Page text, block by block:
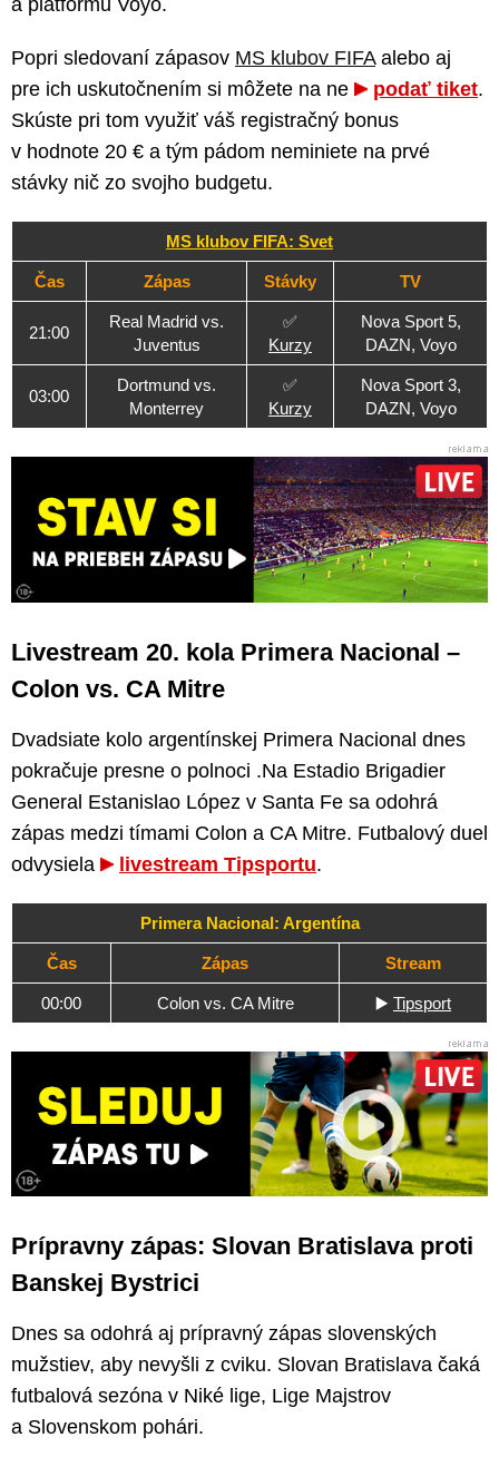
a platformu Voyo.
Popri sledovaní zápasov MS klubov FIFAalebo aj
pre ich uskutočnením si môžete na ne
podať tiket.
Skúste pri tom využiť váš registračný bonus
v hodnote 20 € a tým pádom neminiete na prvé
stávky nič zo svojho budgetu.
MS klubov FIFA: Svet
Čas Zápas Stávky TV
21:00
Real Madrid vs.
Juventus
✅
Kurzy
Nova Sport 5,
DAZN, Voyo
03:00
Dortmund vs.
Monterrey
✅
Kurzy
Nova Sport 3,
DAZN, Voyo
Livestream 20. kola Primera Nacional –
Colon vs. CA Mitre
Dvadsiate kolo argentínskej Primera Nacional dnes
pokračuje presne o polnoci .Na Estadio Brigadier
General Estanislao López v Santa Fe sa odohrá
zápas medzi tímami Colon a CA Mitre. Futbalový duel
odvysiela
livestream Tipsportu.
Primera Nacional: Argentína
Čas Zápas Stream
00:00 Colon vs. CA Mitre ▶️ Tipsport
Prípravny zápas: Slovan Bratislava proti
Banskej Bystrici
Dnes sa odohrá aj prípravný zápas slovenských
mužstiev, aby nevyšli z cviku. Slovan Bratislava čaká
futbalová sezóna v Niké lige, Lige Majstrov
a Slovenskom pohári.